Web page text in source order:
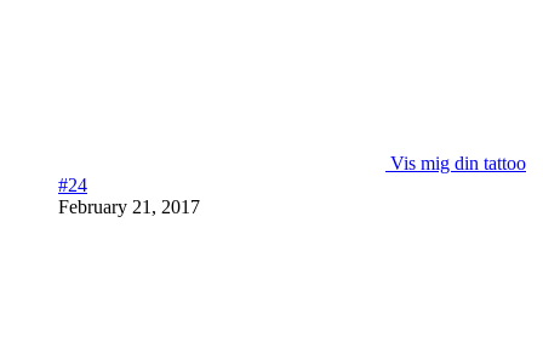
Vis mig din tattoo
#24
February 21, 2017